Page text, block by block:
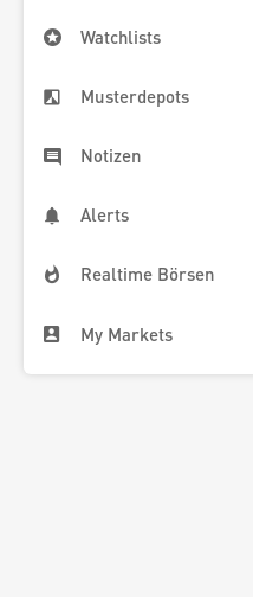
Watchlists
Musterdepots
Notizen
Alerts
Realtime Börsen
My Markets